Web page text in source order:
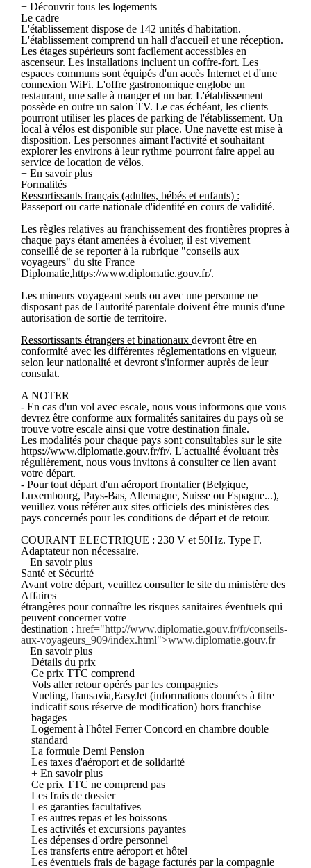
+ Découvrir tous les logements
Le cadre
L'établissement dispose de 142 unités d'habitation.
L'établissement comprend un hall d'accueil et une réception.
Les étages supérieurs sont facilement accessibles en
ascenseur. Les installations incluent un coffre-fort. Les
espaces communs sont équipés d'un accès Internet et d'une
connexion WiFi. L'offre gastronomique englobe un
restaurant, une salle à manger et un bar. L'établissement
possède en outre un salon TV. Le cas échéant, les clients
pourront utiliser les places de parking de l'établissement. Un
local à vélos est disponible sur place. Une navette est mise à
disposition. Les personnes aimant l'activité et souhaitant
explorer les environs à leur rythme pourront faire appel au
service de location de vélos.
+ En savoir plus
Formalités
Ressortissants français (adultes, bébés et enfants) :
Passeport ou carte nationale d'identité en cours de validité.
Les règles relatives au franchissement des frontières propres à
chaque pays étant amenées à évoluer, il est vivement
conseillé de se reporter à la rubrique "conseils aux
voyageurs" du site France
Diplomatie,https://www.diplomatie.gouv.fr/.
Les mineurs voyageant seuls ou avec une personne ne
disposant pas de l'autorité parentale doivent être munis d'une
autorisation de sortie de territoire.
Ressortissants étrangers et binationaux devront être en
conformité avec les différentes réglementations en vigueur,
selon leur nationalité et devront s'informer auprès de leur
consulat.
A NOTER
- En cas d'un vol avec escale, nous vous informons que vous
devrez être conforme aux formalités sanitaires du pays où se
trouve votre escale ainsi que votre destination finale.
Les modalités pour chaque pays sont consultables sur le site
https://www.diplomatie.gouv.fr/fr/. L'actualité évoluant très
régulièrement, nous vous invitons à consulter ce lien avant
votre départ.
- Pour tout départ d'un aéroport frontalier (Belgique,
Luxembourg, Pays-Bas, Allemagne, Suisse ou Espagne...),
veuillez vous référer aux sites officiels des ministères des
pays concernés pour les conditions de départ et de retour.
COURANT ELECTRIQUE : 230 V et 50Hz. Type F.
Adaptateur non nécessaire.
+ En savoir plus
Santé et Sécurité
Avant votre départ, veuillez consulter le site du ministère des
Affaires
étrangères pour connaître les risques sanitaires éventuels qui
peuvent concerner votre
destination : href="http://www.diplomatie.gouv.fr/fr/conseils-
aux-voyageurs_909/index.html">www.diplomatie.gouv.fr
+ En savoir plus
Détails du prix
Ce prix TTC comprend
Vols aller retour opérés par les compagnies
Vueling,Transavia,EasyJet (informations données à titre
indicatif sous réserve de modification) hors franchise
bagages
Logement à l'hôtel Ferrer Concord en chambre double
standard
La formule Demi Pension
Les taxes d'aéroport et de solidarité
+ En savoir plus
Ce prix TTC ne comprend pas
Les frais de dossier
Les garanties facultatives
Les autres repas et les boissons
Les activités et excursions payantes
Les dépenses d'ordre personnel
Les transferts entre aéroport et hôtel
Les éventuels frais de bagage facturés par la compagnie